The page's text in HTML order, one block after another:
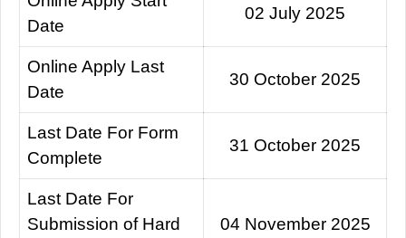
Date
02 July 2025
Online Apply Last
Date
30 October 2025
Last Date For Form
Complete
31 October 2025
Last Date For
Submission of Hard
04 November 2025